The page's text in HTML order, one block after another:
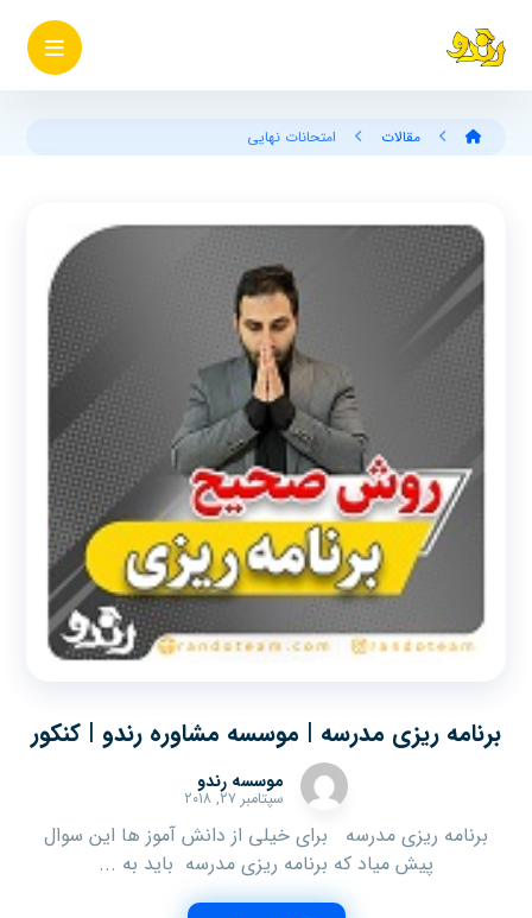
مقالات امتحانات نهایی
برنامه ریزی مدرسه | موسسه مشاوره رندو | کنکور
موسسه رندو
سپتامبر ۲۷, ۲۰۱۸
برنامه ریزی مدرسه برای خیلی از دانش آموز ها این سوال
پیش میاد که برنامه ریزی مدرسه باید به ...